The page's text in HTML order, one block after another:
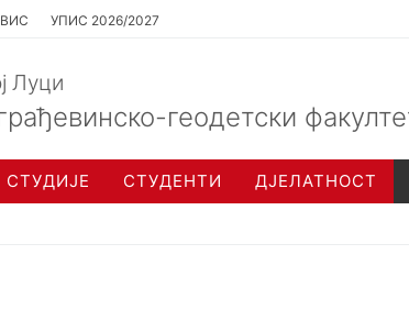
УПИС 2026/2027
Луци
геодетски
СТУДИЈЕ СТУДЕНТИ ДЈЕЛАТНОСТ